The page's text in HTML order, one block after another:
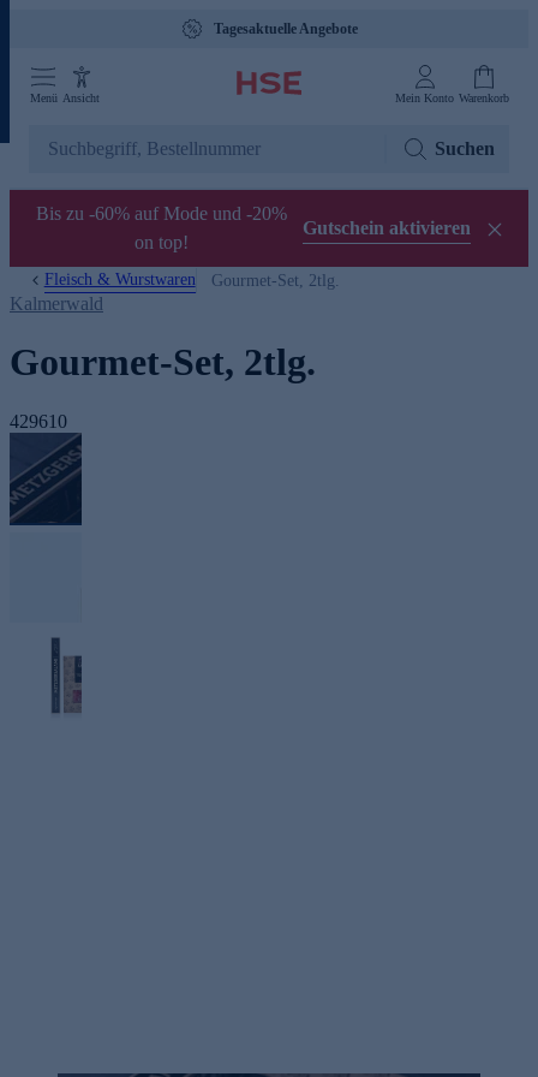
Tagesaktuelle Angebote
Menü Ansicht Mein Konto Warenkorb
Suchen
Bis zu -60% auf Mode und -20%
on top!
Gutschein aktivieren
Fleisch & Wurstwaren Gourmet-Set, 2tlg.
Kalmerwald
Gourmet-Set, 2tlg.
429610